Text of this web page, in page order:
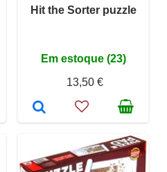
Hit the Sorter puzzle
Em estoque (23)
13,50 €